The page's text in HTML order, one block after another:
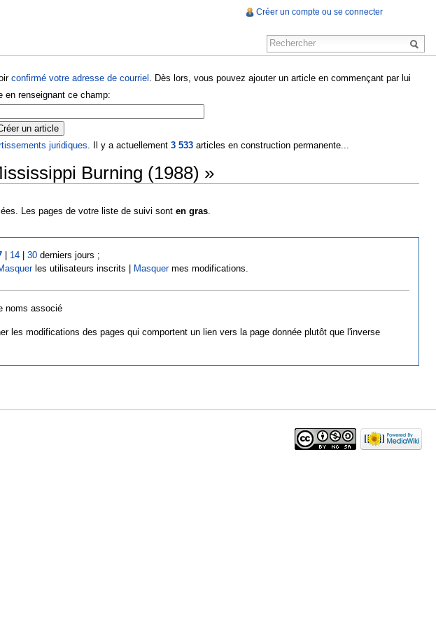
confirmé votre adresse de courriel . Dès lors, vous pouvez ajouter un article en commençant par lui
en renseignant ce champ:
juridiques. Il y a actuellement 3 533articles en construction permanente...
Burning (1988) »
Les pages de votre liste de suivi sont en gras.
| 14| 30derniers jours ;
les utilisateurs inscrits | Masquermes modifications.
noms associé
les modifications des pages qui comportent un lien vers la page donnée plutôt que l'inverse
Créer un compte ou se connecter